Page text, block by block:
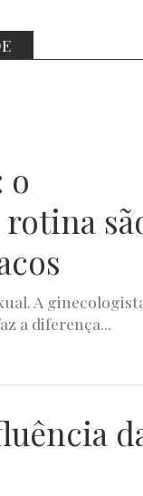
o
rotina
A
a diferença...